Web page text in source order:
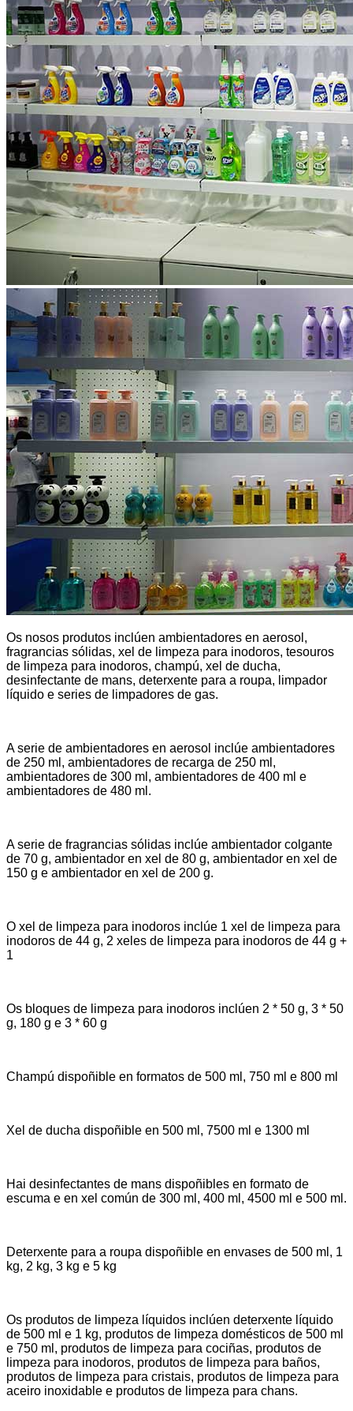
Os nosos produtos inclúen ambientadores en aerosol,
fragrancias sólidas, xel de limpeza para inodoros, tesouros
de limpeza para inodoros, champú, xel de ducha,
desinfectante de mans, deterxente para a roupa, limpador
líquido e series de limpadores de gas.
A serie de ambientadores en aerosol inclúe ambientadores
de 250 ml, ambientadores de recarga de 250 ml,
ambientadores de 300 ml, ambientadores de 400 ml e
ambientadores de 480 ml.
A serie de fragrancias sólidas inclúe ambientador colgante
de 70 g, ambientador en xel de 80 g, ambientador en xel de
150 g e ambientador en xel de 200 g.
O xel de limpeza para inodoros inclúe 1 xel de limpeza para
inodoros de 44 g, 2 xeles de limpeza para inodoros de 44 g +
1
Os bloques de limpeza para inodoros inclúen 2 * 50 g, 3 * 50
g, 180 g e 3 * 60 g
Champú dispoñible en formatos de 500 ml, 750 ml e 800 ml
Xel de ducha dispoñible en 500 ml, 7500 ml e 1300 ml
Hai desinfectantes de mans dispoñibles en formato de
escuma e en xel común de 300 ml, 400 ml, 4500 ml e 500 ml.
Deterxente para a roupa dispoñible en envases de 500 ml, 1
kg, 2 kg, 3 kg e 5 kg
Os produtos de limpeza líquidos inclúen deterxente líquido
de 500 ml e 1 kg, produtos de limpeza domésticos de 500 ml
e 750 ml, produtos de limpeza para cociñas, produtos de
limpeza para inodoros, produtos de limpeza para baños,
produtos de limpeza para cristais, produtos de limpeza para
aceiro inoxidable e produtos de limpeza para chans.